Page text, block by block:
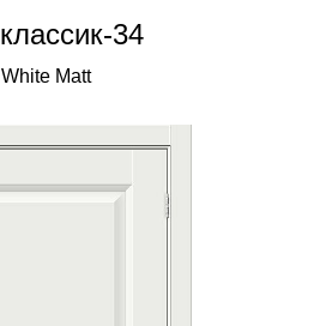
34
White Matt